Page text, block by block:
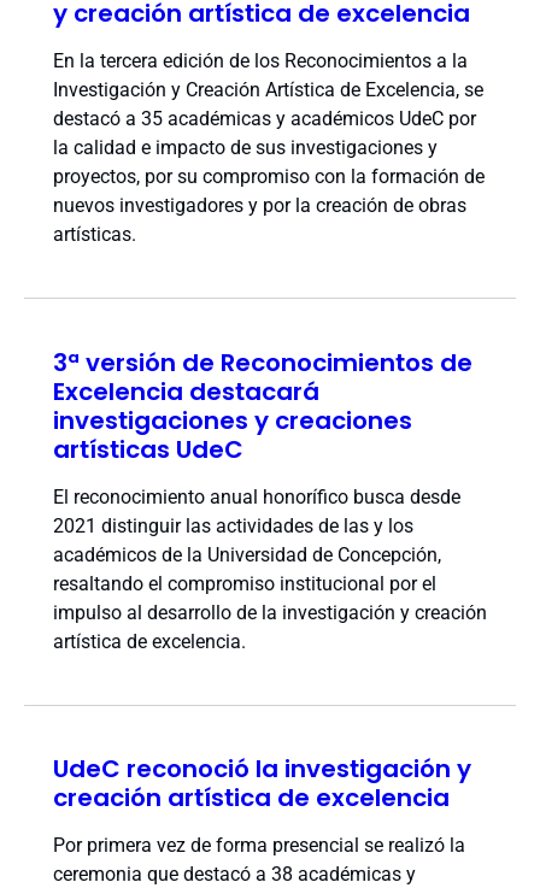
y creación artística de excelencia
En la tercera edición de los Reconocimientos a la
Investigación y Creación Artística de Excelencia, se
destacó a 35 académicas y académicos UdeC por
la calidad e impacto de sus investigaciones y
proyectos, por su compromiso con la formación de
nuevos investigadores y por la creación de obras
artísticas.
3ª versión de Reconocimientos de
Excelencia destacará
investigaciones y creaciones
artísticas UdeC
El reconocimiento anual honorífico busca desde
2021 distinguir las actividades de las y los
académicos de la Universidad de Concepción,
resaltando el compromiso institucional por el
impulso al desarrollo de la investigación y creación
artística de excelencia.
UdeC reconoció la investigación y
creación artística de excelencia
Por primera vez de forma presencial se realizó la
ceremonia que destacó a 38 académicas y